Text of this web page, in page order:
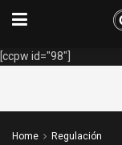
[ccpw id="98"]
Home Regulación